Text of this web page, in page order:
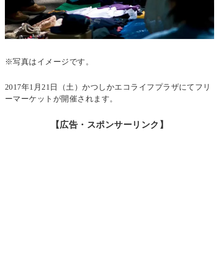
※写真はイメージです。
2017年1月21日（土）かつしかエコライフプラザにてフリ
ーマーケットが開催されます。
【広告・スポンサーリンク】